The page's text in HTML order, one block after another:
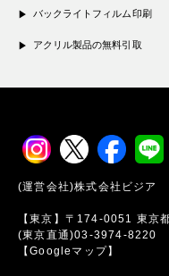
バックライトフィルム印刷
アクリル製品の無料引取
(運営会社)株式会社ビジア
【東京】〒174-0051 東
(東京直通)03-3974-8220
【Googleマップ】